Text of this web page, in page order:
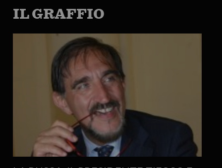
IL GRAFFIO